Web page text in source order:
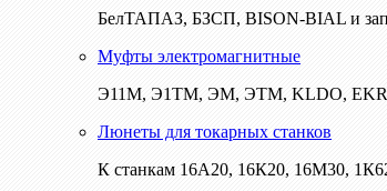
БелТАПАЗ, БЗСП, BISON-BIAL и
Муфты электромагнитные
Э11М, Э1ТМ, ЭМ, ЭТМ, KLDO, EKR,
Люнеты для токарных станков
К станкам 16А20, 16К20, 16М30,